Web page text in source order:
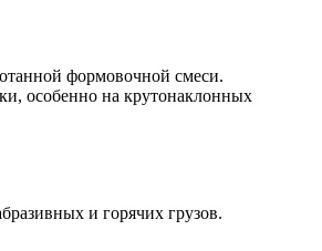
формовочной смеси.
особенно на крутонаклонных
и горячих грузов.